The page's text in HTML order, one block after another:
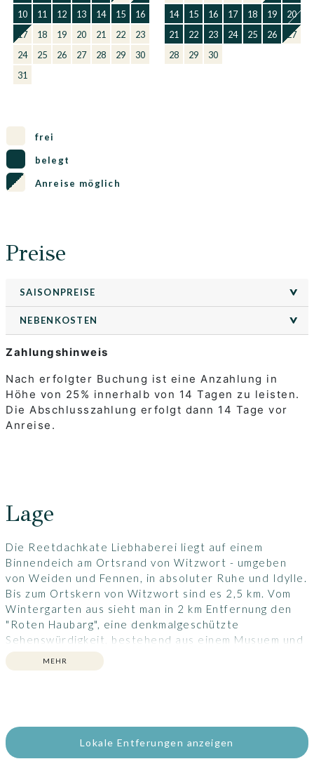
10
11 12 13 14 15
16
17
18 19 20 21 22
23
24
25 26 27 28 29
30
31
14
15 16 17 18 19
20
21
22 23 24 25 26
27
28
29 30
frei
belegt
Anreise möglich
Preise
>
SAISONPREISE >
>
NEBENKOSTEN >
Zahlungshinweis
Nach erfolgter Buchung ist eine Anzahlung in
Höhe von 25% innerhalb von 14 Tagen zu leisten.
Die Abschlusszahlung erfolgt dann 14 Tage vor
Anreise.
Lage
Die Reetdachkate Liebhaberei liegt auf einem
Binnendeich am Ortsrand von Witzwort - umgeben
von Weiden und Fennen, in absoluter Ruhe und Idylle.
Bis zum Ortskern von Witzwort sind es 2,5 km. Vom
Wintergarten aus sieht man in 2 km Entfernung den
"Roten Haubarg", eine denkmalgeschützte
Sehenswürdigkeit, bestehend aus einem Musuem und
einem Restaurant mit sehr guter, gutbürgerlicher
Küche, tollen Torten und Kuchen. Im Umkreis von 10
Häfen, Einkaufsmöglichkeiten und Restaurants in allen
Kategorien. Bis nach St. Peter Ording mit seinen
MEHR
Lokale Entferungen anzeigen